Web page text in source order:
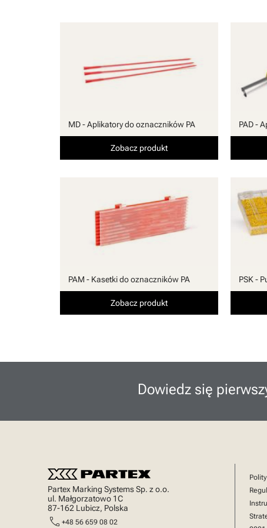
MD - Aplikatory do oznaczników PA
Zobacz produkt
PAD -
PAM - Kasetki do oznaczników PA
Zobacz produkt
PSK -
Dowiedz się
Partex Marking Systems Sp. z o.o.
ul. Małgorzatowo 1C
87-162 Lubicz, Polska
call +48 56 659 08 02